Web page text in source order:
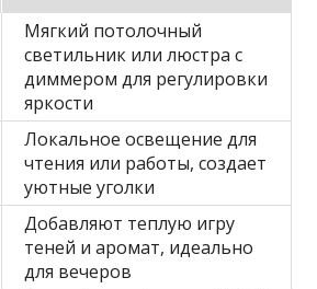
Мягкий потолочный
светильник или люстра с
диммером для регулировки
яркости
Локальное освещение для
чтения или работы, создает
уютные уголки
Добавляют теплую игру
теней и аромат, идеально
для вечеров